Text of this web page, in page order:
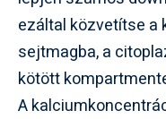
ezáltal közvetítse a
sejtmagba, a
kötött
A